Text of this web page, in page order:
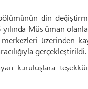
din
Müslüman
üzerinden
gerçekleştirildi.
kuruluşlara